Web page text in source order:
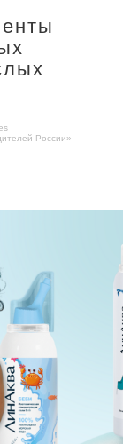
России»